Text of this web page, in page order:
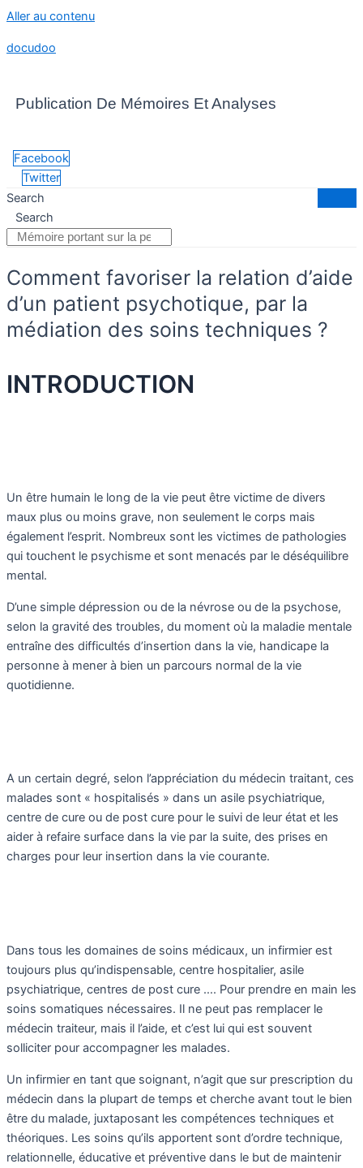
Aller au contenu
docudoo
Publication De Mémoires Et Analyses
Facebook
Twitter
Search
Search
Comment favoriser la relation d’aide
d’un patient psychotique, par la
médiation des soins techniques ?
INTRODUCTION
Un être humain le long de la vie peut être victime de divers
maux plus ou moins grave, non seulement le corps mais
également l’esprit. Nombreux sont les victimes de pathologies
qui touchent le psychisme et sont menacés par le déséquilibre
mental.
D’une simple dépression ou de la névrose ou de la psychose,
selon la gravité des troubles, du moment où la maladie mentale
entraîne des difficultés d’insertion dans la vie, handicape la
personne à mener à bien un parcours normal de la vie
quotidienne.
A un certain degré, selon l’appréciation du médecin traitant, ces
malades sont « hospitalisés » dans un asile psychiatrique,
centre de cure ou de post cure pour le suivi de leur état et les
aider à refaire surface dans la vie par la suite, des prises en
charges pour leur insertion dans la vie courante.
Dans tous les domaines de soins médicaux, un infirmier est
toujours plus qu’indispensable, centre hospitalier, asile
psychiatrique, centres de post cure …. Pour prendre en main les
soins somatiques nécessaires. Il ne peut pas remplacer le
médecin traiteur, mais il l’aide, et c’est lui qui est souvent
solliciter pour accompagner les malades.
Un infirmier en tant que soignant, n’agit que sur prescription du
médecin dans la plupart de temps et cherche avant tout le bien
être du malade, juxtaposant les compétences techniques et
théoriques. Les soins qu’ils apportent sont d’ordre technique,
relationnelle, éducative et préventive dans le but de maintenir